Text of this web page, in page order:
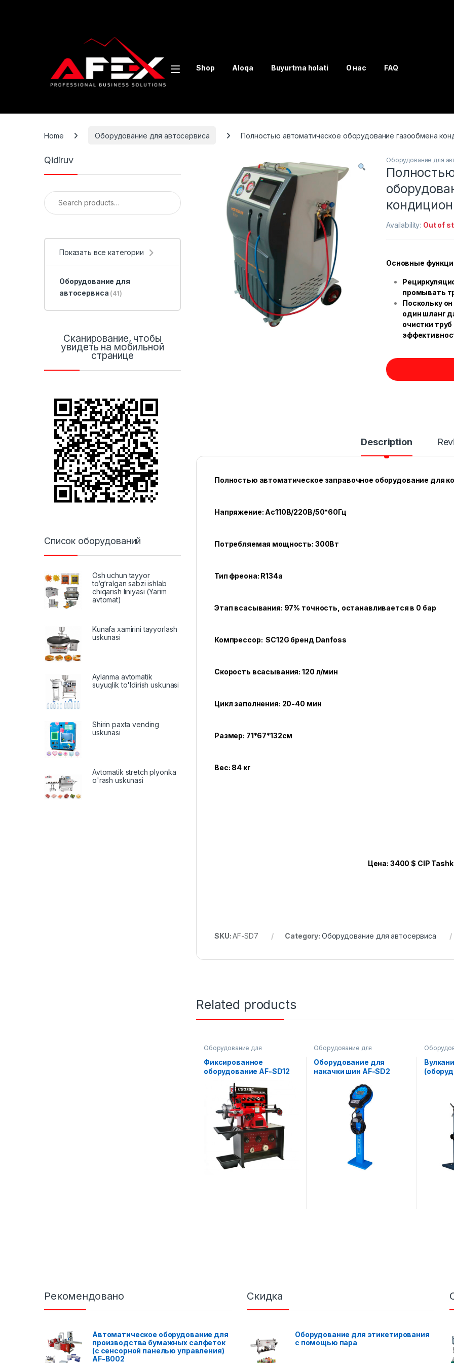
Shop Aloqa Buyurtma holati О нас FAQ
Home Оборудование для автосервиса Полностью автоматическое оборудование газообмена
Оборудование для
Availability: Out of
Основные
промывать
Поскольку
один шланг
очистки
Description
Полностью автоматическое заправочное оборудование для
Напряжение: Ас110В/220В/50*60Гц
Потребляемая мощность: 300Вт
Тип фреона: R134a
Этап всасывания: 97% точность, останавливается в 0 бар
Компрессор: SC12G бренд Danfoss
Скорость всасывания: 120 л/мин
Цикл заполнения: 20-40 мин
Размер: 71*67*132см
Вес: 84 кг
Цена: 3400 $ CIP
SKU:AF-SD7 Category: Оборудование для автосервиса
Related products
Оборудование для
автосервиса
Фиксированное
оборудование AF-SD12
Оборудование для
автосервиса
на складе
Оборудование для
накачки шин AF-SD2
на складе
Qidiruv
Search for:
Показать все категории
Оборудование для
автосервиса (41)
Сканирование, чтобы
увидеть на мобильной
странице
Список оборудований
Osh uchun tayyor
to‘g‘ralgan sabzi ishlab
chiqarish liniyasi (Yarim
avtomat)
Kunafa xamirini tayyorlash
uskunasi
Aylanma avtomatik
suyuqlik to'ldirish uskunasi
Shirin paxta vending
uskunasi
Avtomatik stretch plyonka
o'rash uskunasi
Рекомендовано
Автоматическое оборудование для
производства бумажных салфеток
(с сенсорной панелью управления)
AF-B002
Скидка
Оборудование для этикетирования
с помощью пара